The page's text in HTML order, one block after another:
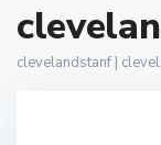
clevelandstanf |